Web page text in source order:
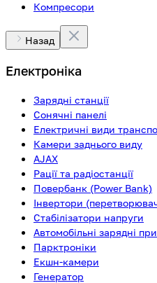
Компресори
Назад
Електроніка
Зарядні станції
Сонячні панелі
Електричні види
Камери заднього виду
AJAX
Рації та радіостанції
Повербанк (Power Bank)
Інвертори
Стабілізатори напруги
Автомобільні зарядні
Парктроніки
Екшн-камери
Генератор